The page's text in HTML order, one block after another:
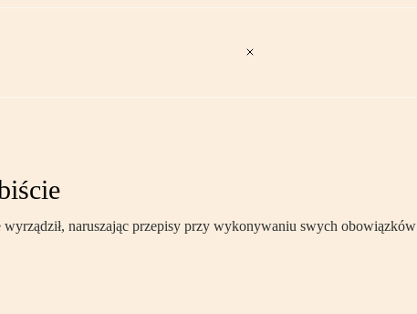
naruszając przepisy przy wykonywaniu swych obowiązków